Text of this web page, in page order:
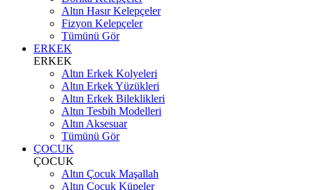
Altın Hasır Kelepçeler
Fizyon Kelepçeler
Tümünü Gör
ERKEK
ERKEK
Altın Erkek Kolyeleri
Altın Erkek Yüzükleri
Altın Erkek Bileklikleri
Altın Tesbih Modelleri
Altın Aksesuar
Tümünü Gör
ÇOCUK
ÇOCUK
Altın Çocuk Maşallah
Altın Çocuk Küpeler